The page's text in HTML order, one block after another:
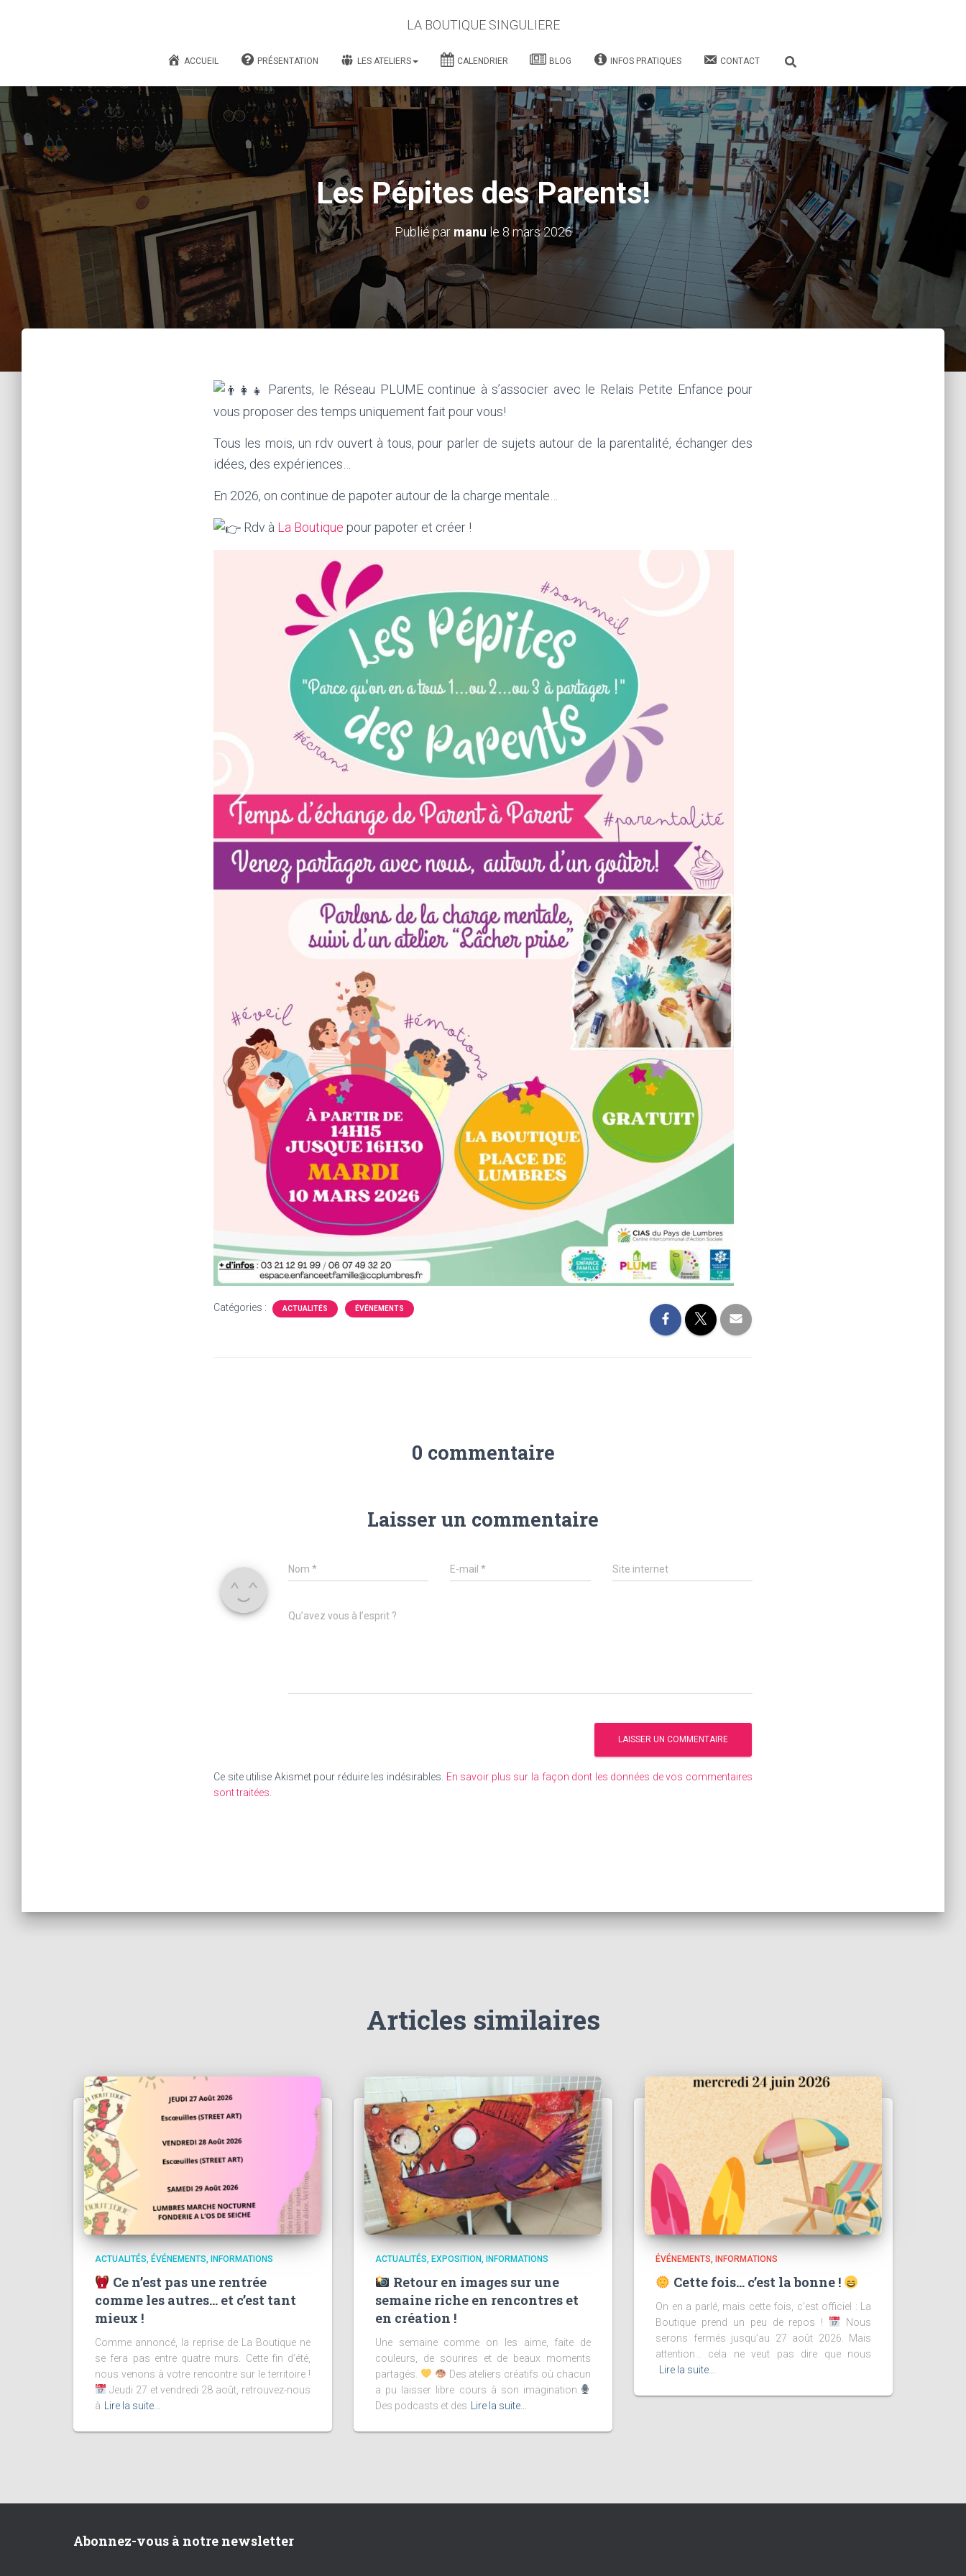
LA BOUTIQUE SINGULIERE
ACCUEIL PRÉSENTATION LES ATELIERS CALENDRIER BLOG INFOS PRATIQUES CONTACT
Les Pépites des Parents!
Publié par manu le 8 mars 2026
Parents, le Réseau PLUME continue à s’associer avec le Relais Petite Enfance pour
vous proposer des temps uniquement fait pour vous!
Tous les mois, un rdv ouvert à tous, pour parler de sujets autour de la parentalité, échanger des
idées, des expériences…
En 2026, on continue de papoter autour de la charge mentale…
Rdv à La Boutique pour papoter et créer !
Catégories : ACTUALITÉS ÉVÉNEMENTS
0 commentaire
Laisser un commentaire
Nom * E-mail* Site internet
Qu’avez vous à l’esprit ?
Ce site utilise Akismet pour réduire les indésirables. En savoir plus sur la façon dont les données de vos commentaires
sont traitées
Articles similaires
ACTUALITÉS ÉVÉNEMENTS INFORMATIONS
Ce n’est pas une rentrée
comme les autres… et c’est tant
mieux !
Comme annoncé, la reprise de La Boutique ne
se fera pas entre quatre murs. Cette fin d’été,
nous venons à votre rencontre sur le territoire !
Jeudi 27 et vendredi 28 août, retrouvez-nous
à
Lire la suite…
ACTUALITÉS EXPOSITION INFORMATIONS
Retour en images sur une
semaine riche en rencontres et
en création !
Une semaine comme on les aime, faite de
couleurs, de sourires et de beaux moments
partagés.
Des ateliers créatifs où chacun
a pu laisser libre cours à son imagination.
Des podcasts et des
Lire la suite…
ÉVÉNEMENTS INFORMATIONS
Cette fois… c’est la bonne !
On en a parlé, mais cette fois, c’est officiel : La
Boutique prend un peu de repos !
Nous
serons fermés jusqu’au 27 août 2026. Mais
attention… cela ne veut pas dire que nous
Lire la suite…
Abonnez-vous à notre newsletter